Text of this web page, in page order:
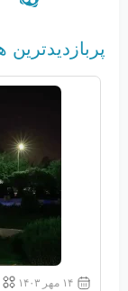
پربازدیدترین
۱۴ مهر ۱۴۰۳